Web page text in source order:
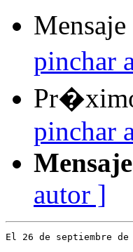
pinchar
pinchar
autor ]
El 26 de septiembre